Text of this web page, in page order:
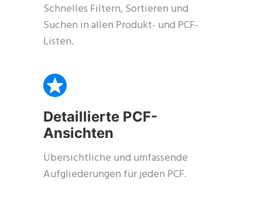
Schnelles Filtern, Sortieren und
Suchen in allen Produkt- und PCF-
Listen.
Detaillierte PCF-
Ansichten
Übersichtliche und umfassende
Aufgliederungen für jeden PCF.